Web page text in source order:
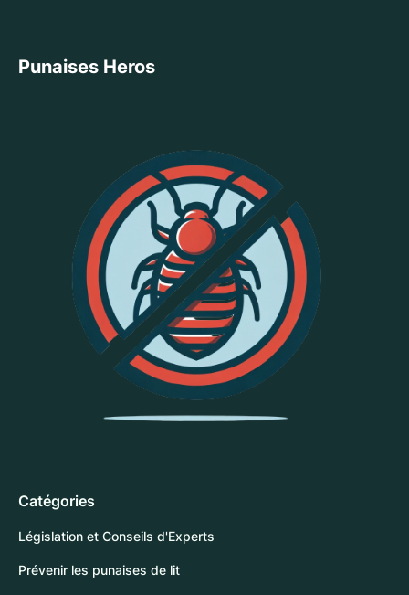
Punaises Heros
Catégories
Législation et Conseils d'Experts
Prévenir les punaises de lit